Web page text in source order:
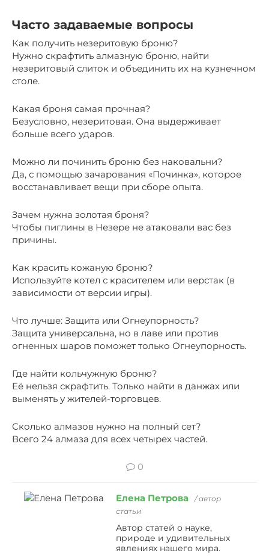
Часто задаваемые вопросы
Как получить незеритовую броню?
Нужно скрафтить алмазную броню, найти
незеритовый слиток и объединить их на кузнечном
столе.
Какая броня самая прочная?
Безусловно, незеритовая. Она выдерживает
больше всего ударов.
Можно ли починить броню без наковальни?
Да, с помощью зачарования «Починка», которое
восстанавливает вещи при сборе опыта.
Зачем нужна золотая броня?
Чтобы пиглины в Незере не атаковали вас без
причины.
Как красить кожаную броню?
Используйте котел с красителем или верстак (в
зависимости от версии игры).
Что лучше: Защита или Огнеупорность?
Защита универсальна, но в лаве или против
огненных шаров поможет только Огнеупорность.
Где найти кольчужную броню?
Её нельзя скрафтить. Только найти в данжах или
выменять у жителей-торговцев.
Сколько алмазов нужно на полный сет?
Всего 24 алмаза для всех четырех частей.
0
Елена Петрова
/ автор
статьи
Автор статей о науке,
природе и удивительных
явлениях нашего мира.